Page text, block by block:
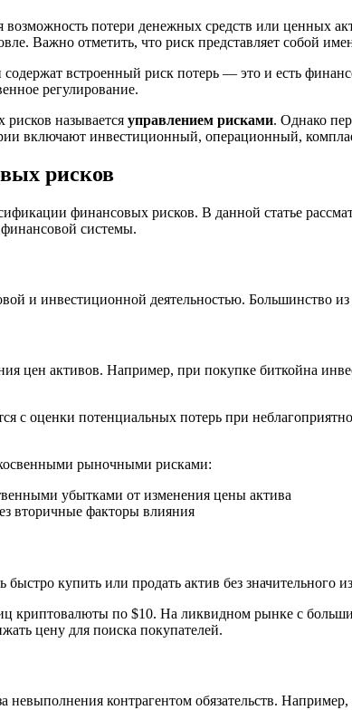
потери денежных средств или ценных
Важно отметить, что риск представляет собой
встроенный риск потерь — это и есть
регулирование.
называется управлением рисками. Однако
включают инвестиционный, операционный,
рисков
финансовых рисков. В данной статье
системы.
и инвестиционной деятельностью. Большинство
цен активов. Например, при покупке биткойна
с оценки потенциальных потерь при
рыночными рисками:
убытками от изменения цены актива
вторичные факторы влияния
купить или продать актив без значительного
криптовалюты по $10. На ликвидном рынке с
цену для поиска покупателей.
контрагентом обязательств. Например,